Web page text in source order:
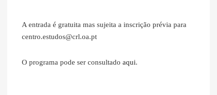
A entrada é gratuita mas sujeita a inscrição prévia para
centro.estudos@crl.oa.pt
O programa pode ser consultado aqui.